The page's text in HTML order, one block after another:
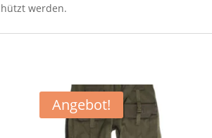
werden.
Angebot!